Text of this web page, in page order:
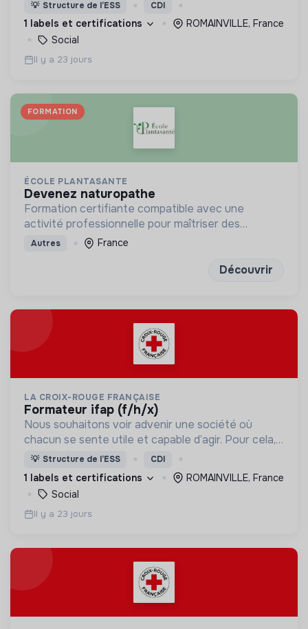
d’engagement innovants et adaptés à tous.
💡 Structure de l’ESS CDI
1 labels et certifications
ROMAINVILLE, France
Social
Il y a 23 jours
FORMATION
ÉCOLE PLANTASANTE
devenez naturopathe
Formation certifiante compatible avec une
activité professionnelle pour maîtriser des
méthodes de santé naturelles
Autres France
Découvrir
LA CROIX-ROUGE FRANÇAISE
formateur ifap (f/h/x)
Nous souhaitons voir advenir une société où
chacun se sente utile et capable d’agir. Pour cela,
nous proposons des moyens et des lieux
d’engagement innovants et adaptés à tous.
💡 Structure de l’ESS CDI
1 labels et certifications
ROMAINVILLE, France
Social
Il y a 23 jours